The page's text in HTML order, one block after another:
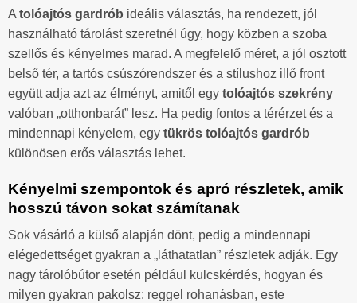
A tolóajtós gardrób ideális választás, ha rendezett, jól
használható tárolást szeretnél úgy, hogy közben a szoba
szellős és kényelmes marad. A megfelelő méret, a jól osztott
belső tér, a tartós csúszórendszer és a stílushoz illő front
együtt adja azt az élményt, amitől egy tolóajtós szekrény
valóban „otthonbarát” lesz. Ha pedig fontos a térérzet és a
mindennapi kényelem, egy tükrös tolóajtós gardrób
különösen erős választás lehet.
Kényelmi szempontok és apró részletek, amik
hosszú távon sokat számítanak
Sok vásárló a külső alapján dönt, pedig a mindennapi
elégedettséget gyakran a „láthatatlan” részletek adják. Egy
nagy tárolóbútor esetén például kulcskérdés, hogyan és
milyen gyakran pakolsz: reggel rohanásban, este